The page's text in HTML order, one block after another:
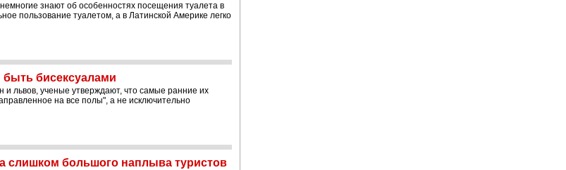
знают об особенностях посещения туалета в
пользование туалетом, а в Латинской Америке легко
бисексуалами
и львов, ученые утверждают, что самые ранние их
на все полы", а не исключительно
слишком большого наплыва туристов